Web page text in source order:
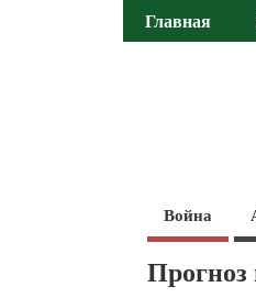
Главная
Война
Прогноз